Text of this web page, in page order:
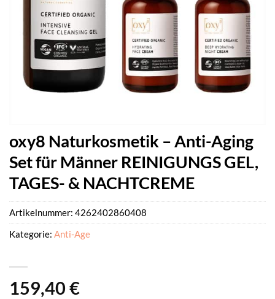
oxy8 Naturkosmetik – Anti-Aging
Set für Männer REINIGUNGS GEL,
TAGES- & NACHTCREME
159,40 €
Artikelnummer: 4262402860408
Kategorie: Anti-Age